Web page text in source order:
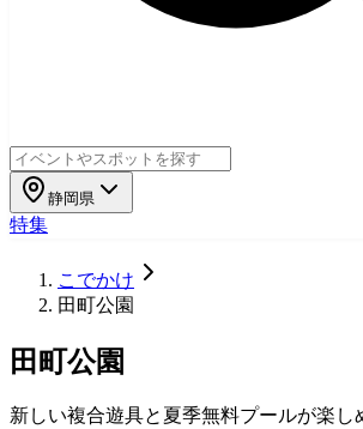
静岡県
特集
こでかけ
田町公園
田町公園
新しい複合遊具と夏季無料プールが楽し